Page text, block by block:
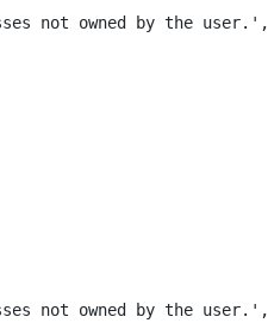
not owned by the user.',
not owned by the user.',